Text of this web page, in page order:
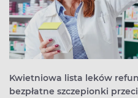
Kwietniowa lista leków
bezpłatne szczepionki